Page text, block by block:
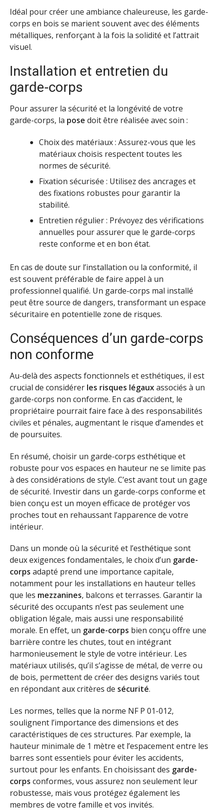
Idéal pour créer une ambiance chaleureuse, les garde-
corps en bois se marient souvent avec des éléments
métalliques, renforçant à la fois la solidité et l’attrait
visuel.
Installation et entretien du
garde-corps
Pour assurer la sécurité et la longévité de votre
garde-corps, la pose doit être réalisée avec soin :
Choix des matériaux : Assurez-vous que les
matériaux choisis respectent toutes les
normes de sécurité.
Fixation sécurisée : Utilisez des ancrages et
des fixations robustes pour garantir la
stabilité.
Entretien régulier : Prévoyez des vérifications
annuelles pour assurer que le garde-corps
reste conforme et en bon état.
En cas de doute sur l’installation ou la conformité, il
est souvent préférable de faire appel à un
professionnel qualifié. Un garde-corps mal installé
peut être source de dangers, transformant un espace
sécuritaire en potentielle zone de risques.
Conséquences d’un garde-corps
non conforme
Au-delà des aspects fonctionnels et esthétiques, il est
crucial de considérer les risques légauxassociés à un
garde-corps non conforme. En cas d’accident, le
propriétaire pourrait faire face à des responsabilités
civiles et pénales, augmentant le risque d’amendes et
de poursuites.
En résumé, choisir un garde-corps esthétique et
robuste pour vos espaces en hauteur ne se limite pas
à des considérations de style. C’est avant tout un gage
de sécurité. Investir dans un garde-corps conforme et
bien conçu est un moyen efficace de protéger vos
proches tout en rehaussant l’apparence de votre
intérieur.
Dans un monde où la sécurité et l’esthétique sont
deux exigences fondamentales, le choix d’un garde-
corps adapté prend une importance capitale,
notamment pour les installations en hauteur telles
que les mezzanines, balcons et terrasses. Garantir la
sécurité des occupants n’est pas seulement une
obligation légale, mais aussi une responsabilité
morale. En effet, un garde-corps bien conçu offre une
barrière contre les chutes, tout en intégrant
harmonieusement le style de votre intérieur. Les
matériaux utilisés, qu’il s’agisse de métal, de verre ou
de bois, permettent de créer des designs variés tout
en répondant aux critères de sécurité.
Les normes, telles que la norme NF P 01-012,
soulignent l’importance des dimensions et des
caractéristiques de ces structures. Par exemple, la
hauteur minimale de 1 mètre et l’espacement entre les
barres sont essentiels pour éviter les accidents,
surtout pour les enfants. En choisissant des garde-
corps conformes, vous assurez non seulement leur
robustesse, mais vous protégez également les
membres de votre famille et vos invités.